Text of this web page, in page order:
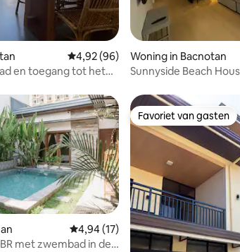
Gemiddelde beoordeling van 4,92
4,92 (96)
en toegang tot het
Woning in Bacnotan
Sunnyside Beach
Gemiddelde beoordeling van 4,94
4,94 (17)
met zwembad in de
Favoriet van gasten
Favoriet van gasten